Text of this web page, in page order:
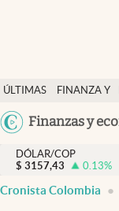
ÚLTIMAS
NOTICIAS
FINANZA Y
Finanzas y
Salud y nutrición
Vida espiritual
Actualidad
DÓLAR/COP
$ 3157,43 0.13%
Cronista Colombia